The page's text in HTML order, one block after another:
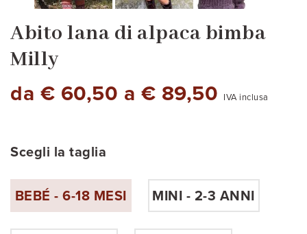
Abito lana di alpaca bimba
Milly
da € 60,50 a € 89,50 IVA inclusa
Scegli la taglia
BEBÉ - 6-18 MESI MINI - 2-3 ANNI